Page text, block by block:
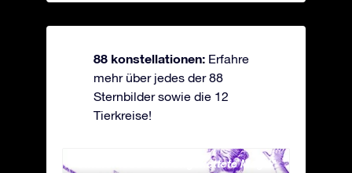
88 konstellationen: Erfahre
mehr über jedes der 88
Sternbilder sowie die 12
Tierkreise!
Andromeda - Die angekettete Magd